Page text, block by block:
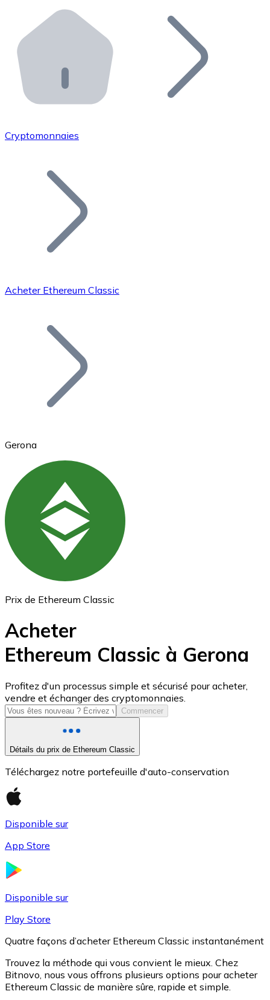
Distributeurs automatiques Bitnovo
Intégrez un ATM Bitnovo dans votre entreprise et
API Bitnovo
Intégrez notre API dans votre écosystème.
Rejoignez notre réseau de distributeurs et
Ajoutez le token de votre projet à notre service
Bitcoin
Ethereum
ETH
USD Coin
USDC
Cryptomonnaies
Acheter Ethereum Classic
Gerona
Prix de Ethereum Classic
Acheter
Ethereum Classic à Gerona
Profitez d'un processus simple et sécurisé pour acheter,
vendre et échanger des cryptomonnaies.
Commencer
Détails du prix de Ethereum Classic
Téléchargez notre portefeuille d'auto-conservation
Disponible sur
App Store
Disponible sur
Play Store
Quatre façons d’acheter Ethereum Classic instantanément
Trouvez la méthode qui vous convient le mieux. Chez
Bitnovo, nous vous offrons plusieurs options pour acheter
Ethereum Classic de manière sûre, rapide et simple.